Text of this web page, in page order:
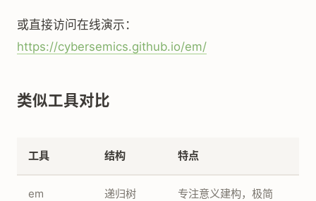
或直接访问在线演示：
https://cybersemics.github.io/em/
类似工具对比
工具 结构 特点
em 递归树 专注意义建构，极简